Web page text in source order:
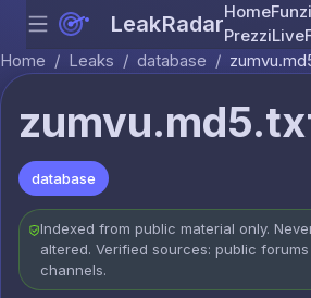
Skip to
Menu LeakRadarHome
PrezziLive
Home / Leaks / database /
database
Indexed from public material only.
altered. Verified sources: public
channels.